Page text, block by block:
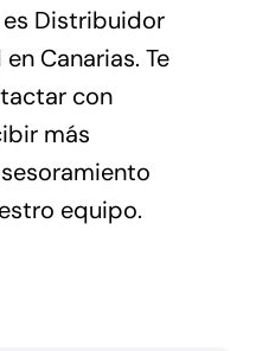
es Distribuidor
Canarias. Te
con
más
equipo.